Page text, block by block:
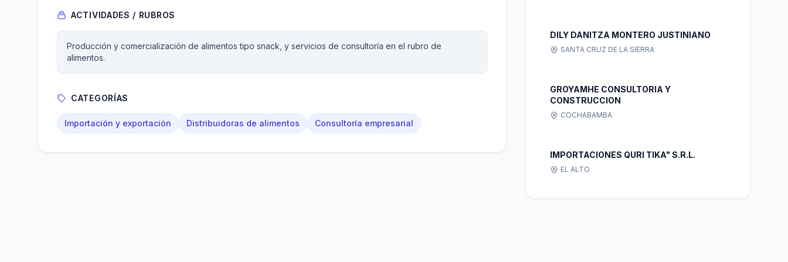
ACTIVIDADES / RUBROS
Producción y comercialización de alimentos tipo snack, y servicios de consultoría en el rubro de
alimentos.
CATEGORÍAS
Importación y exportación Distribuidoras de alimentos Consultoría empresarial
DILY DANITZA MONTERO JUSTINIANO
SANTA CRUZ DE LA SIERRA
GROYAMHE CONSULTORIA Y
CONSTRUCCION
COCHABAMBA
IMPORTACIONES QURI TIKA" S.R.L.
EL ALTO